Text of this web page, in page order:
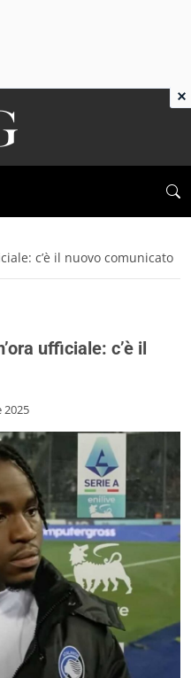
c’è il nuovo comunicato
ufficiale: c’è il
2025
×